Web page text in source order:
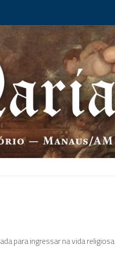
para ingressar na vida religiosa